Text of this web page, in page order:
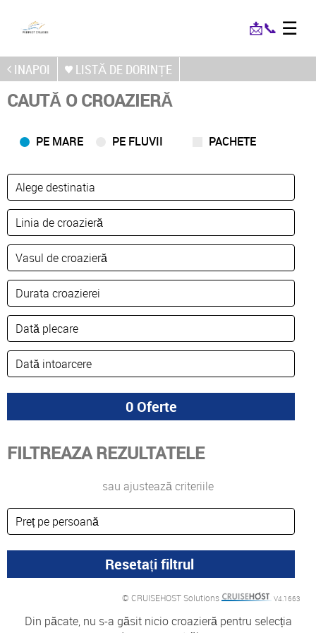
📩📞 ☰
INAPOI LISTĂ DE DORINȚE
CAUTĂ O CROAZIERĂ
PE MARE PE FLUVII PACHETE
FILTREAZA REZULTATELE
sau ajustează criteriile
© CRUISEHOST Solutions V4.1663
Din păcate, nu s-a găsit nicio croazieră pentru selecția